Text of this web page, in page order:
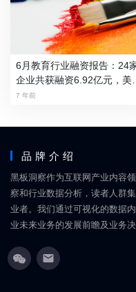
6月教育行业融资报告：24
企业共获融资6.92亿元，美术
教育崭露头角
7 年前
品牌介绍
黑板洞察作为互联网产业内容
察和行业数据分析，读者人群
业者。我们通过可视化的数据
业未来业务的发展前瞻及业务